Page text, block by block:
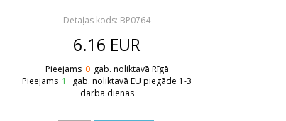
Detaļas kods: BP0764
6.16 EUR
Pieejams 0 gab. noliktavā Rīgā
Pieejams 1
gab. noliktavā EU piegāde 1-3
darba dienas